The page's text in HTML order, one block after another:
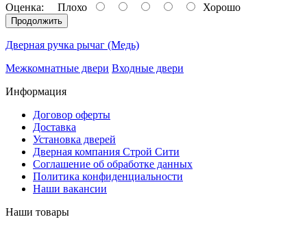
Оценка: Плохо Хорошо
Продолжить
Дверная ручка рычаг (Медь)
Межкомнатные двери Входные двери
Информация
Договор оферты
Доставка
Установка дверей
Дверная компания Строй Сити
Соглашение об обработке данных
Политика конфиденциальности
Наши вакансии
Наши товары